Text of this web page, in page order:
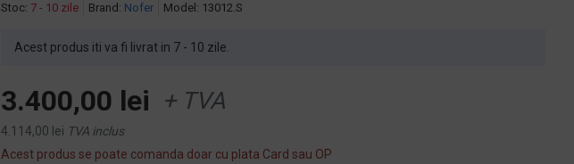
Stoc: 7 - 10 zile Brand: Nofer Model: 13012.S
Acest produs iti va fi livrat in 7 - 10 zile.
3.400,00 lei + TVA
4.114,00 lei TVA inclus
Acest produs se poate comanda doar cu plata Card sau OP